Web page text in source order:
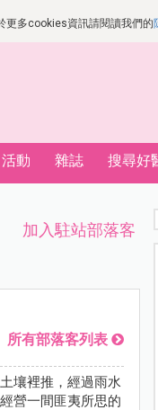
更多cookies資訊請閱讀我們的
活動 雜誌 搜尋好
加入駐站部落客
所有部落客列表
壤裡推，經過雨水
營一間匪夷所思的